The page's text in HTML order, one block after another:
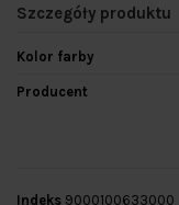
Szczegóły produktu
Kolor farby
Producent
Indeks 9000100633000